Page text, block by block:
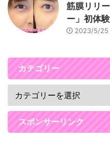
筋膜リリ
ー」初体
2023/5/25
カテゴリー
スポンサーリンク